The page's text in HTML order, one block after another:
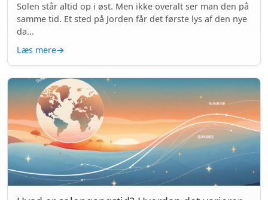
Solen står altid op i øst. Men ikke overalt ser man den på
samme tid. Et sted på Jorden får det første lys af den nye
da...
Læs mere→